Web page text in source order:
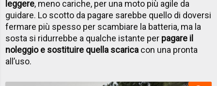
leggere, meno cariche, per una moto più agile da
guidare. Lo scotto da pagare sarebbe quello di doversi
fermare più spesso per scambiare la batteria, ma la
sosta si ridurrebbe a qualche istante per pagare il
noleggio e sostituire quella scarica con una pronta
all’uso.